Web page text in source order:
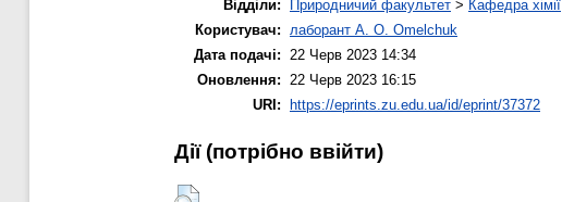
Відділи:
Природничий факультет > Кафедра хімії
Користувач: лаборант A. O. Omelchuk
Дата подачі: 22 Черв 2023 14:34
Оновлення: 22 Черв 2023 16:15
URI:
https://eprints.zu.edu.ua/id/eprint/37372
Дії ​​(потрібно ввійти)